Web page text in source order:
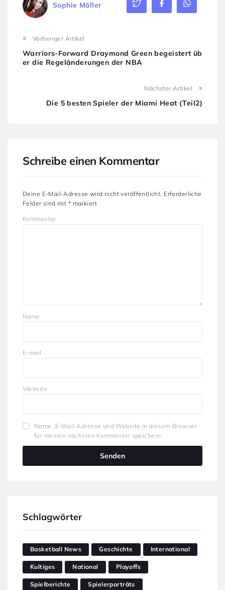
Sophie Möller
Vorheriger Artikel
Warriors-Forward Draymond Green begeistert üb
er die Regeländerungen der NBA
Nächster Artikel
Die 5 besten Spieler der Miami Heat (Teil2)
Schreibe einen Kommentar
Deine E-Mail-Adresse wird nicht veröffentlicht. Erforderliche
Felder sind mit * markiert
Kommentar
Name
E-mail
Website
Name, E-Mail-Adresse und Website in diesem Browser
für meinen nächsten Kommentar speichern.
Schlagwörter
Basketball News Geschichte International
Kultiges National Playoffs
Spielberichte Spielerporträts